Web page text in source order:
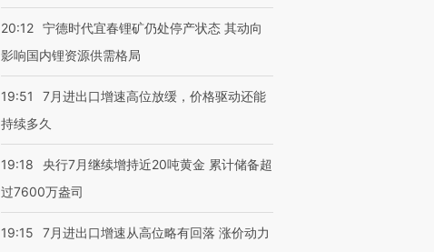
20:12 宁德时代宜春锂矿仍处停产状态 其动向
影响国内锂资源供需格局
19:51
7月进出口增速高位放缓，价格驱动还能
持续多久
19:18
央行7月继续增持近20吨黄金 累计储备超
过7600万盎司
19:15 7月进出口增速从高位略有回落 涨价动力